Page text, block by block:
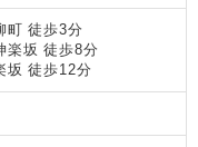
町 徒歩3分
楽坂 徒歩8分
坂 徒歩12分